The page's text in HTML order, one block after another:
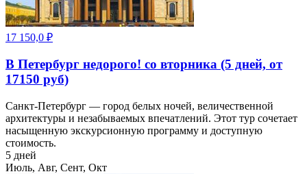
17 150,0 ₽
В Петербург недорого! со вторника (5 дней, от
17150 руб)
Санкт-Петербург — город белых ночей, величественной
архитектуры и незабываемых впечатлений. Этот тур сочетает
насыщенную экскурсионную программу и доступную
стоимость.
5 дней
Июль, Авг, Сент, Окт